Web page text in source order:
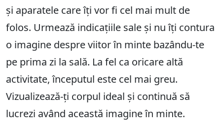
și aparatele care îți vor fi cel mai mult de
folos. Urmează indicațiile sale și nu îți contura
o imagine despre viitor în minte bazându-te
pe prima zi la sală. La fel ca oricare altă
activitate, începutul este cel mai greu.
Vizualizează-ți corpul ideal și continuă să
lucrezi având această imagine în minte.